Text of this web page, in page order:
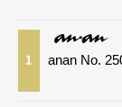
1 anan No.